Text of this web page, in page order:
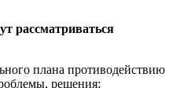
рассматриваться
плана противодействию
решения;